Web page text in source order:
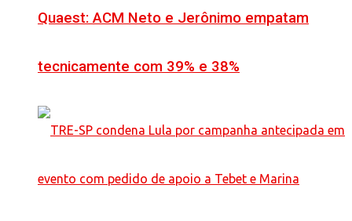
Quaest: ACM Neto e Jerônimo empatam
tecnicamente com 39% e 38%